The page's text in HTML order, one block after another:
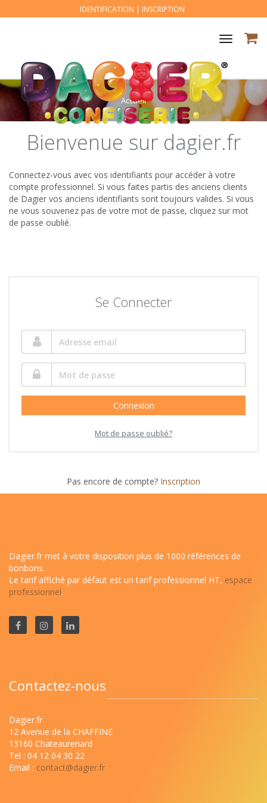
IDENTIFICATION | INSCRIPTION
Toggle
Accueil
Bienvenue sur dagier.fr
Connectez-vous avec vos identifiants pour accéder à votre
compte professionnel. Si vous faites partis des anciens clients
de Dagier vos anciens identifiants sont toujours valides. Si vous
ne vous souvenez pas de votre mot de passe, cliquez sur mot
de passe oublié.
Se Connecter
Connexion
Mot de passe oublié?
Pas encore de compte? Inscription
Dagier.fr met à votre disposition plus de 1000 références de
bonbons.
Le tarif affiché par défaut est un tarif professionnel HT, espace
professionnel.
Contactez-nous
Dagier.fr
12 Avenue de la CHAFFINE
13160 Chateaurenard
Tel : 04 12 04 30 22
Email : contact@dagier.fr